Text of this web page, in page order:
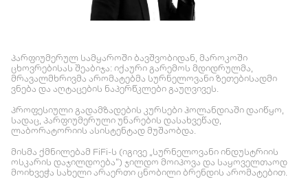
პარფიუმერულ სამყაროში ბავშვობიდან, მაროკოში
ცხოვრებისას შეაბიჯა: იქაური გარემოს მდიდრულმა,
მრავალმხრივმა არომატებმა სურნელოვანი ზეთებისადმი
ვნება და აღტაცების ნაპერწკლები გაუღვივეს.
პროფესიული გადამზადების კურსები ჰოლანდიაში დაიწყო,
სადაც, პარფიუმერული უნარების დასახვეწად,
ლაბორატორიის ასისტენტად მუშაობდა.
მისმა ქმნილებამ FiFi-ს (იგივე „სურნელოვანი ინდუსტრიის
ოსკარის დაჯილდოება“) ჯილდო მოიპოვა და საყოველთაოდ
მოიხვეჭა სახელი არაერთი ცნობილი ბრენდის არომატებით.